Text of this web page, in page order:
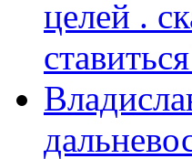
целей .